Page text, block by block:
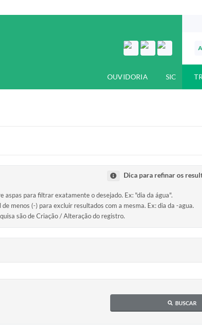
OUVIDORIA SIC
Dica para refinar os
aspas para filtrar exatamente o desejado. Ex: "dia da água".
menos (-) para excluir resultados com a mesma. Ex: dia da -agua.
são de Criação / Alteração do registro.
BUSCAR